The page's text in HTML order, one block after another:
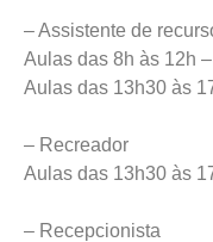
– Assistente de
Aulas das 8h às 12h
Aulas das 13h30 às
– Recreador
Aulas das 13h30 às
– Recepcionista